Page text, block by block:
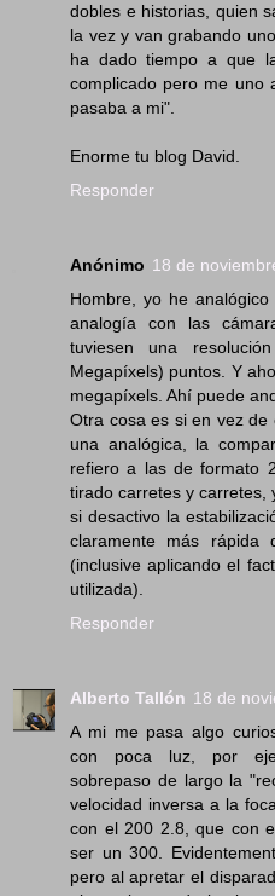
dobles e historias, quien
la vez y van grabando
ha dado tiempo a que
complicado pero me uno
pasaba a mi".
Enorme tu blog David.
Responder
Anónimo 18 de
Hombre, yo he
analogía con las
tuviesen una
Megapíxels) puntos. Y
megapíxels. Ahí puede
Otra cosa es si en vez de
una analógica, la
refiero a las de formato
tirado carretes y carretes,
si desactivo la
claramente más
(inclusive aplicando el
utilizada).
Responder
Alberto Tallón 18 de
A mi me pasa algo
con poca luz, por
sobrepaso de largo la
velocidad inversa a la
con el 200 2.8, que con
ser un 300.
pero al apretar el